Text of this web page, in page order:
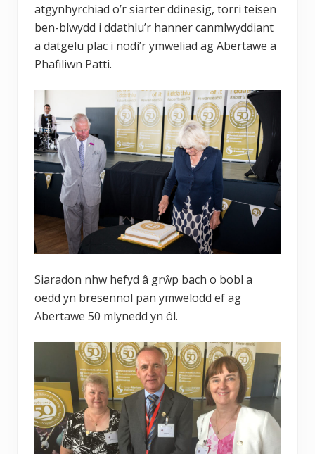
atgynhyrchiad o’r siarter ddinesig, torri teisen
ben-blwydd i ddathlu’r hanner canmlwyddiant
a datgelu plac i nodi’r ymweliad ag Abertawe a
Phafiliwn Patti.
Siaradon nhw hefyd â grŵp bach o bobl a
oedd yn bresennol pan ymwelodd ef ag
Abertawe 50 mlynedd yn ôl.